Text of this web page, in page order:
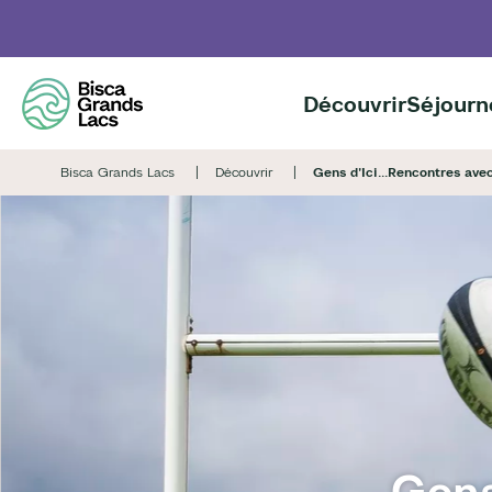
contenu
principal
Découvrir
Bisca Grands Lacs Découvrir Gens d'Ici...Rencontres